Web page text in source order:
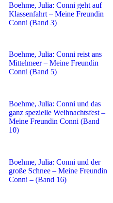
Boehme, Julia: Conni geht auf
Klassenfahrt – Meine Freundin
Conni (Band 3)
Boehme, Julia: Conni reist ans
Mittelmeer – Meine Freundin
Conni (Band 5)
Boehme, Julia: Conni und das
ganz spezielle Weihnachtsfest –
Meine Freundin Conni (Band
10)
Boehme, Julia: Conni und der
große Schnee – Meine Freundin
Conni – (Band 16)